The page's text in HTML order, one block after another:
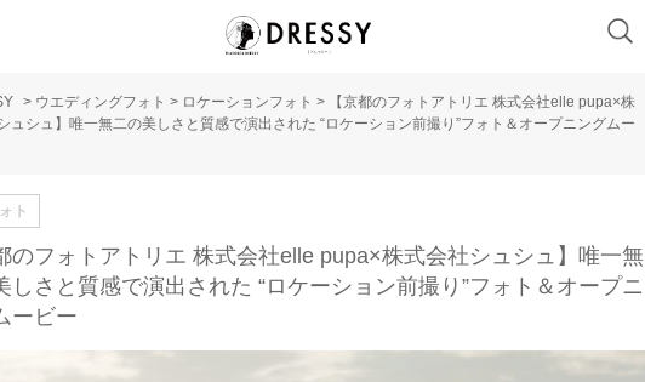
> ウエディングフォト > ロケーションフォト >
【京都のフォトアトリエ 株式会社elle pupa×株
ュシュ】唯一無二の美しさと質感で演出された “ロケーション前撮り”フォト＆オープニングムー
ト
のフォトアトリエ 株式会社elle pupa×株式会社シュシュ】唯一無
しさと質感で演出された “ロケーション前撮り”フォト＆オープニ
ービー